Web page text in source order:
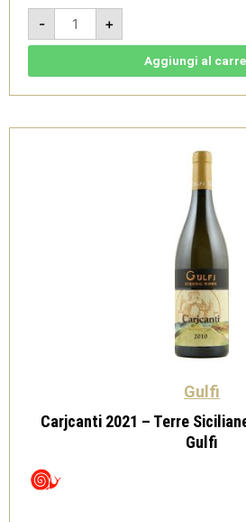
-
Nerojbleo
2022
-
DOC
Gulfi
+
Aggiungi al
Gulfi
Carjcanti 2021 – Terre
Gulfi